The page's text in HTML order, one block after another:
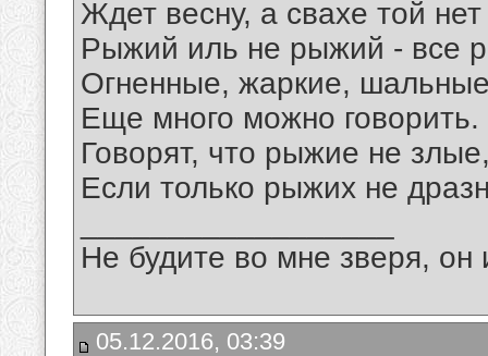
Ждет весну, а свахе той
Рыжий иль не рыжий - все
Огненные, жаркие,
Еще много можно говорить.
Говорят, что рыжие не
Если только рыжих не
Не будите во мне зверя, он
05.12.2016, 03:39